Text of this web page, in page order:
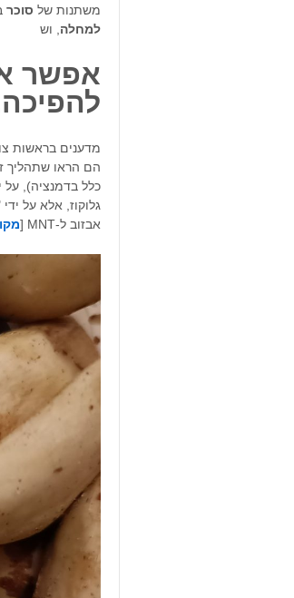
משתנות של סוכר
למחלה, וש
אפשר
להפיכה
מדענים בראשות
הם הראו שתהליך
כלל בדמנציה), על
גלוקוז, אלא על ידי
אבזוב ל-MNT [